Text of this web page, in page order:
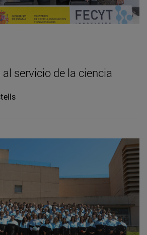
servicio de la ciencia